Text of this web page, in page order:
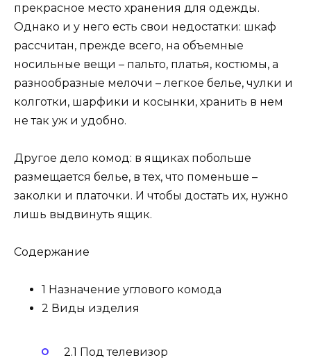
прекрасное место хранения для одежды.
Однако и у него есть свои недостатки: шкаф
рассчитан, прежде всего, на объемные
носильные вещи – пальто, платья, костюмы, а
разнообразные мелочи – легкое белье, чулки и
колготки, шарфики и косынки, хранить в нем
не так уж и удобно.
Другое дело комод: в ящиках побольше
размещается белье, в тех, что поменьше –
заколки и платочки. И чтобы достать их, нужно
лишь выдвинуть ящик.
Содержание
1 Назначение углового комода
2 Виды изделия
2.1 Под телевизор